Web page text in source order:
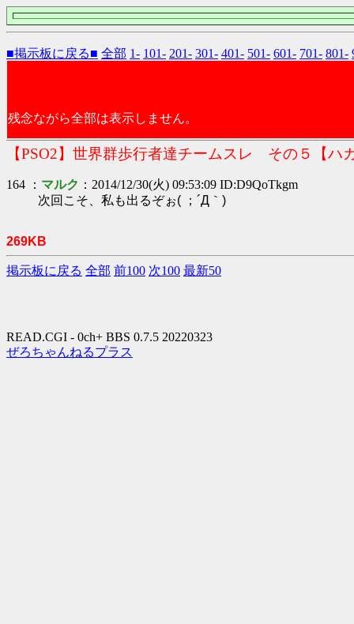
■掲示板に戻る■ 全部 1- 101- 201- 301- 401- 501- 601- 701- 801-
残念ながら全部は表示しません。
【PSO2】世界群歩行者達チームスレ その５【ハ
164 ： マルク ：2014/12/30(火) 09:53:09 ID:D9QoTkgm
次回こそ、私も出るぞぉ( ；´Д｀)
269KB
掲示板に戻る 全部 前100 次100 最新50
READ.CGI - 0ch+ BBS 0.7.5 20220323
ぜろちゃんねるプラス